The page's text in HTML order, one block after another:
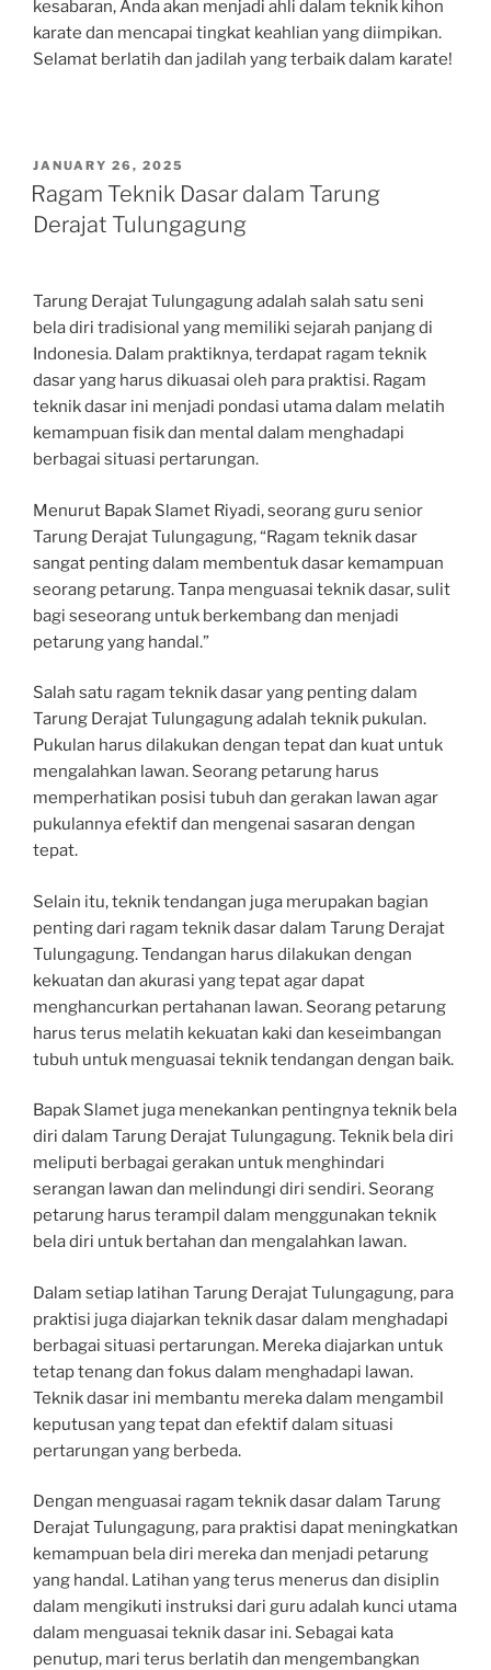
kesabaran, Anda akan menjadi ahli dalam teknik kihon
karate dan mencapai tingkat keahlian yang diimpikan.
Selamat berlatih dan jadilah yang terbaik dalam karate!
POSTED
ON
JANUARY 26, 2025
Ragam Teknik Dasar dalam Tarung
Derajat Tulungagung
Tarung Derajat Tulungagung adalah salah satu seni
bela diri tradisional yang memiliki sejarah panjang di
Indonesia. Dalam praktiknya, terdapat ragam teknik
dasar yang harus dikuasai oleh para praktisi. Ragam
teknik dasar ini menjadi pondasi utama dalam melatih
kemampuan fisik dan mental dalam menghadapi
berbagai situasi pertarungan.
Menurut Bapak Slamet Riyadi, seorang guru senior
Tarung Derajat Tulungagung, “Ragam teknik dasar
sangat penting dalam membentuk dasar kemampuan
seorang petarung. Tanpa menguasai teknik dasar, sulit
bagi seseorang untuk berkembang dan menjadi
petarung yang handal.”
Salah satu ragam teknik dasar yang penting dalam
Tarung Derajat Tulungagung adalah teknik pukulan.
Pukulan harus dilakukan dengan tepat dan kuat untuk
mengalahkan lawan. Seorang petarung harus
memperhatikan posisi tubuh dan gerakan lawan agar
pukulannya efektif dan mengenai sasaran dengan
tepat.
Selain itu, teknik tendangan juga merupakan bagian
penting dari ragam teknik dasar dalam Tarung Derajat
Tulungagung. Tendangan harus dilakukan dengan
kekuatan dan akurasi yang tepat agar dapat
menghancurkan pertahanan lawan. Seorang petarung
harus terus melatih kekuatan kaki dan keseimbangan
tubuh untuk menguasai teknik tendangan dengan baik.
Bapak Slamet juga menekankan pentingnya teknik bela
diri dalam Tarung Derajat Tulungagung. Teknik bela diri
meliputi berbagai gerakan untuk menghindari
serangan lawan dan melindungi diri sendiri. Seorang
petarung harus terampil dalam menggunakan teknik
bela diri untuk bertahan dan mengalahkan lawan.
Dalam setiap latihan Tarung Derajat Tulungagung, para
praktisi juga diajarkan teknik dasar dalam menghadapi
berbagai situasi pertarungan. Mereka diajarkan untuk
tetap tenang dan fokus dalam menghadapi lawan.
Teknik dasar ini membantu mereka dalam mengambil
keputusan yang tepat dan efektif dalam situasi
pertarungan yang berbeda.
Dengan menguasai ragam teknik dasar dalam Tarung
Derajat Tulungagung, para praktisi dapat meningkatkan
kemampuan bela diri mereka dan menjadi petarung
yang handal. Latihan yang terus menerus dan disiplin
dalam mengikuti instruksi dari guru adalah kunci utama
dalam menguasai teknik dasar ini. Sebagai kata
penutup, mari terus berlatih dan mengembangkan